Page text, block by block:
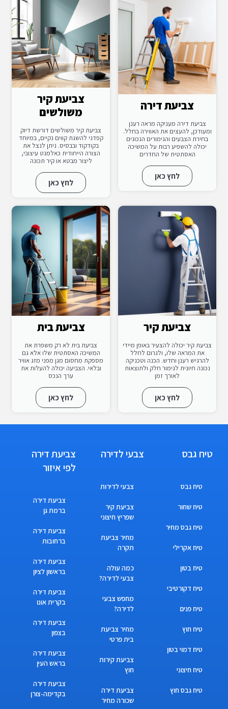
צביעת דירה
צביעת דירה מעניקה מראה רענן
ומעודכן, להעצים את האווירה בחלל.
בחירת הצבעים והגימורים הנכונים
יכולה להשפיע רבות על המשיכה
האסתטית של החדרים
לחץ כאן
צביעת קיר
משולשים
צביעת קיר משולשים דורשת דיוק
קפדני להשגת קווים נקיים, במיוחד
בקודקוד ובבסיס. ניתן לנצל את
הצורה הייחודית כאלמנט עיצובי,
ליצור מבטא או קיר תכונה
לחץ כאן
צביעת קיר
צביעת קיר יכולה להצעיר באופן מיידי
את המראה שלו, ולגרום לחלל
להרגיש רענן וחדש. הכנה וטכניקה
נכונה חיונית לגימור חלק ולתוצאות
לאורך זמן
לחץ כאן
צביעת בית
צביעת בית לא רק משפרת את
המשיכה האסתטית שלו אלא גם
מספקת מחסום מגן מפני מזג אוויר
ובלאי. הצביעה יכולה להעלות את
ערך הנכס
לחץ כאן
טיח גבס
טיח גבס
טיח שחור
טיח גבס מחיר
טיח אקרילי
טיח בטון
טיח דקורטיבי
טיח פנים
טיח חוץ
טיח דמוי בטון
טיח חיצוני
טיח גבס חוץ
צבעי לדירה
צבעי לדירות
צביעת קיר
שפריץ חיצוני
מחיר צביעת
תקרה
כמה עולה
צבעי לדירה?
מחפש צבעי
לדירה?
מחיר צביעת
בית פרטי
צביעת קירות
חוץ
צביעת דירה
שכורה מחיר
צביעת דירה
לפי איזור
צביעת דירה
ברמת גן
צביעת דירה
ברחובות
צביעת דירה
בראשון לציון
צביעת דירה
בקרית אונו
צביעת דירה
בצפון
צביעת דירה
בראש העין
צביעת דירה
בקדימה-צורן